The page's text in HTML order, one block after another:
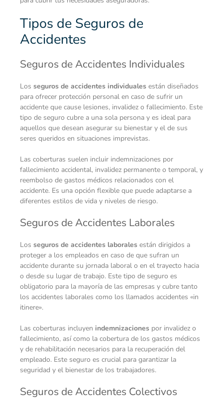
Tipos de Seguros de
Accidentes
Seguros de Accidentes Individuales
Los seguros de accidentes individuales están diseñados
para ofrecer protección personal en caso de sufrir un
accidente que cause lesiones, invalidez o fallecimiento. Este
tipo de seguro cubre a una sola persona y es ideal para
aquellos que desean asegurar su bienestar y el de sus
seres queridos en situaciones imprevistas.
Las coberturas suelen incluir indemnizaciones por
fallecimiento accidental, invalidez permanente o temporal, y
reembolso de gastos médicos relacionados con el
accidente. Es una opción flexible que puede adaptarse a
diferentes estilos de vida y niveles de riesgo.
Seguros de Accidentes Laborales
Los seguros de accidentes laborales están dirigidos a
proteger a los empleados en caso de que sufran un
accidente durante su jornada laboral o en el trayecto hacia
o desde su lugar de trabajo. Este tipo de seguro es
obligatorio para la mayoría de las empresas y cubre tanto
los accidentes laborales como los llamados accidentes «in
itinere».
Las coberturas incluyen indemnizaciones por invalidez o
fallecimiento, así como la cobertura de los gastos médicos
y de rehabilitación necesarios para la recuperación del
empleado. Este seguro es crucial para garantizar la
seguridad y el bienestar de los trabajadores.
Seguros de Accidentes Colectivos